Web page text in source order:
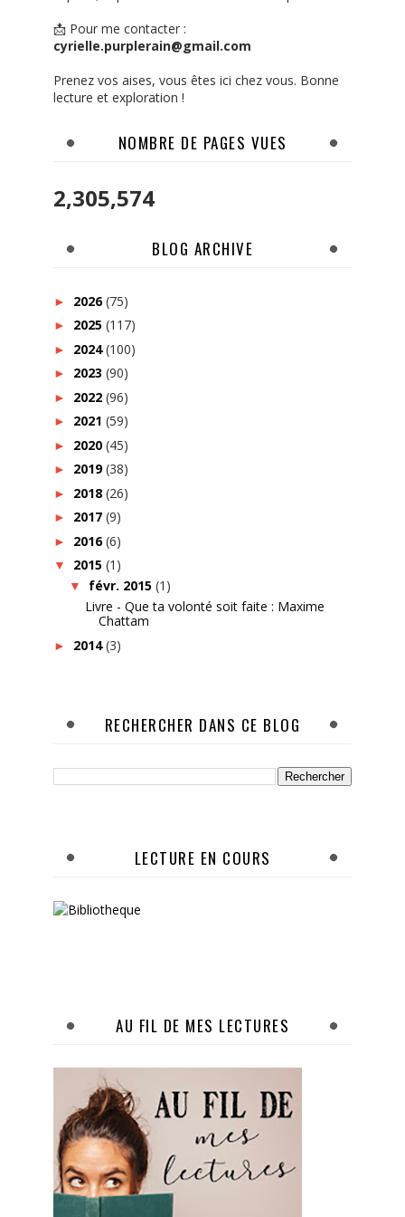
📩 Pour me contacter :
cyrielle.purplerain@gmail.com
Prenez vos aises, vous êtes ici chez vous. Bonne
lecture et exploration !
NOMBRE DE PAGES VUES
2,305,574
BLOG ARCHIVE
► 2026(75)
► 2025 (117)
► 2024(100)
► 2023 (90)
► 2022 (96)
► 2021 (59)
► 2020 (45)
► 2019(38)
► 2018 (26)
► 2017 (9)
► 2016(6)
▼ 2015 (1)
▼ févr. 2015 (1)
Livre - Que ta volonté soit faite : Maxime
Chattam
► 2014(3)
RECHERCHER DANS CE BLOG
LECTURE EN COURS
AU FIL DE MES LECTURES